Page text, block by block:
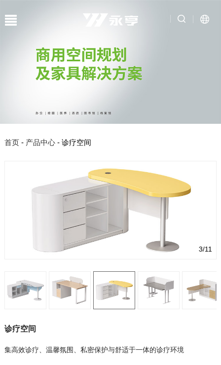
首页- 产品中心- 诊疗空间
3/11
诊疗空间
集高效诊疗、温馨氛围、私密保护与舒适于一体的诊疗环境